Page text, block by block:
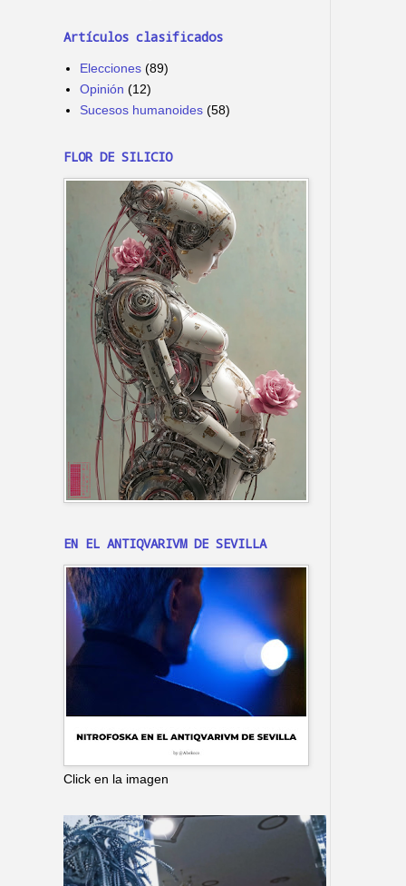
Artículos clasificados
Elecciones (89)
Opinión (12)
Sucesos humanoides (58)
FLOR DE SILICIO
EN EL ANTIQVARIVM DE SEVILLA
Click en la imagen